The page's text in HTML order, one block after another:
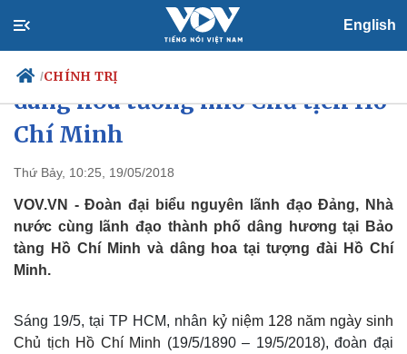
English
/CHÍNH TRỊ
Chính trị
Tổ chức nhân sự
Quốc hội
Nhận diện sự thật
Tin 24h
Dự báo thời tiết
Giáo dục
Dấu ấn VOV
Lãnh đạo TP.HCM dâng hương,
dâng hoa tưởng nhớ Chủ tịch Hồ
Chí Minh
Thứ Bảy, 10:25, 19/05/2018
VOV.VN - Đoàn đại biểu nguyên lãnh đạo Đảng, Nhà
nước cùng lãnh đạo thành phố dâng hương tại Bảo
tàng Hồ Chí Minh và dâng hoa tại tượng đài Hồ Chí
Minh.
Sáng 19/5, tại TP HCM, nhân kỷ niệm 128 năm ngày sinh
Chủ tịch Hồ Chí Minh (19/5/1890 – 19/5/2018), đoàn đại